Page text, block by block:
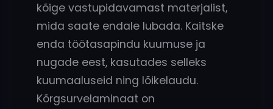
kõige vastupidavamast materjalist,
mida saate endale lubada. Kaitske
enda töötasapindu kuumuse ja
nugade eest, kasutades selleks
kuumaaluseid ning lõikelaudu.
Kõrgsurvelaminaat on